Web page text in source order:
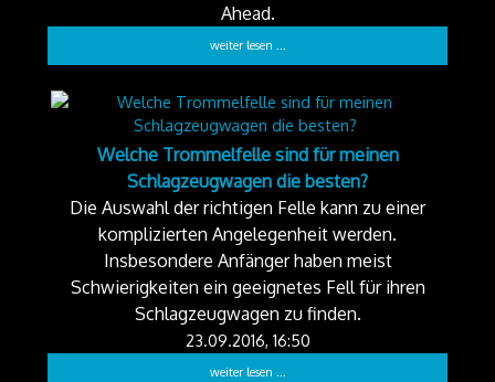
Ahead.
weiter lesen ...
Welche Trommelfelle sind für meinen
Schlagzeugwagen die besten?
Die Auswahl der richtigen Felle kann zu einer
komplizierten Angelegenheit werden.
Insbesondere Anfänger haben meist
Schwierigkeiten ein geeignetes Fell für ihren
Schlagzeugwagen zu finden.
23.09.2016, 16:50
weiter lesen ...